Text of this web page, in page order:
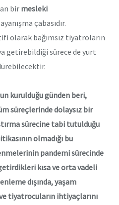
bir mesleki
çabasıdır.
olarak bağımsız tiyatroların
getirebildiği sürece de yurt
kurulduğu günden beri,
süreçlerinde dolaysız bir
sürecine tabi tutulduğu
olmadığı bu
pandemi sürecinde
kısa ve orta vadeli
dışında, yaşam
tiyatrocuların ihtiyaçlarını